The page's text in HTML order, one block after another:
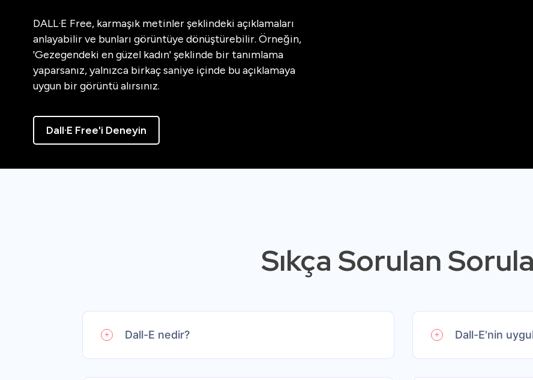
DALL·E Free, karmaşık metinler şeklindeki açıklamaları
anlayabilir ve bunları görüntüye dönüştürebilir. Örneğin,
'Gezegendeki en güzel kadın' şeklinde bir tanımlama
yaparsanız, yalnızca birkaç saniye içinde bu açıklamaya
uygun bir görüntü alırsınız.
Dall·E Free'i Deneyin
Sıkça Sorulan
Dall-E nedir? Dall-E'nin